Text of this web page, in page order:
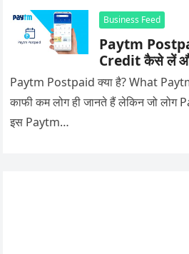
Business Feed
Paytm
Credit कैसे लें
Paytm Postpaid क्या है? What
काफी कम लोग ही जानते हैं लेकिन जो लोग
इस Paytm…